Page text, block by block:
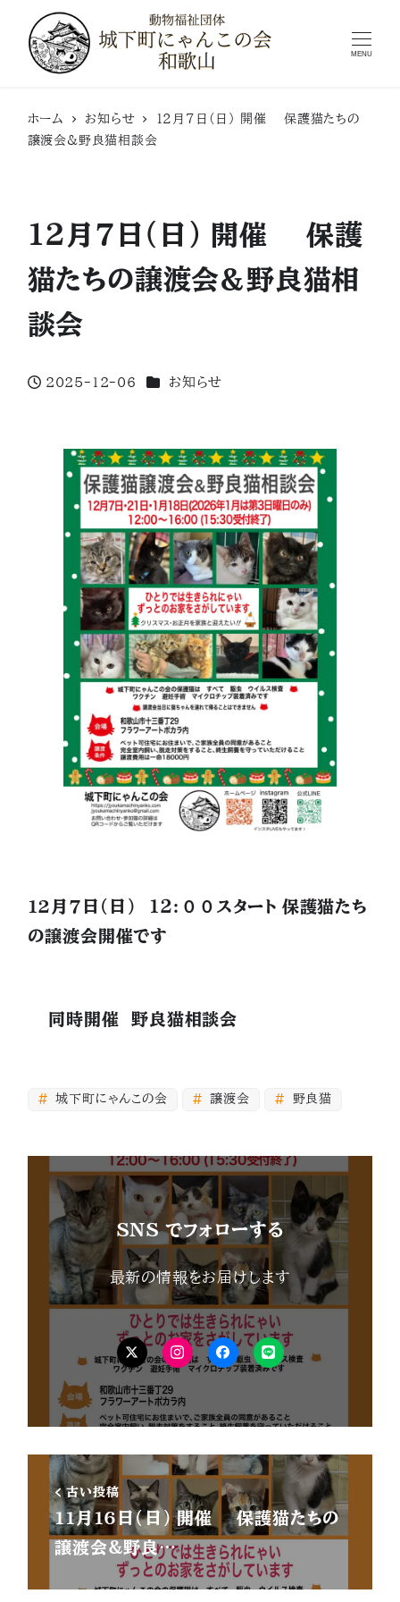
MENU
ホーム お知らせ
12月7日(日) 開催 保護猫たちの
譲渡会&野良猫相談会
12月7日(日) 開催 保護
猫たちの譲渡会&野良猫相
談会
投稿日
2025-12-06 カテゴリー
お知らせ
12月7日(日) １２:００スタート 保護猫たち
の譲渡会開催です
同時開催 野良猫相談会
城下町にゃんこの会 譲渡会 野良猫
SNS でフォローする
最新の情報をお届けします
X InstagramFacebook
LINE
古い投稿
11月16日(日) 開催 保護猫たちの
譲渡会&野良…